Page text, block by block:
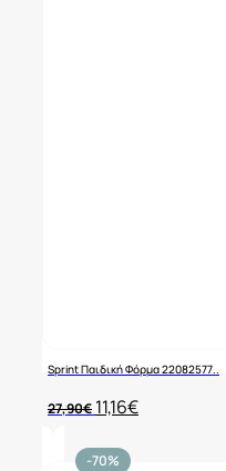
Sprint Παιδική Φόρμα 22082577..
27,90€ Original
price
27,90€.
11,16€Η
τρέχουσα
-70%